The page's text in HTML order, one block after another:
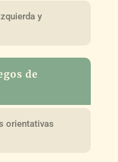
y
de
orientativas